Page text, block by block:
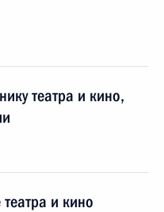
театра и кино,
и кино